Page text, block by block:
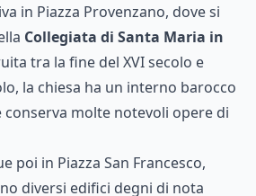
in Piazza Provenzano, dove si
Collegiata di Santa Maria in
tra la fine del XVI secolo e
la chiesa ha un interno barocco
conserva molte notevoli opere di
poi in Piazza San Francesco,
diversi edifici degni di nota